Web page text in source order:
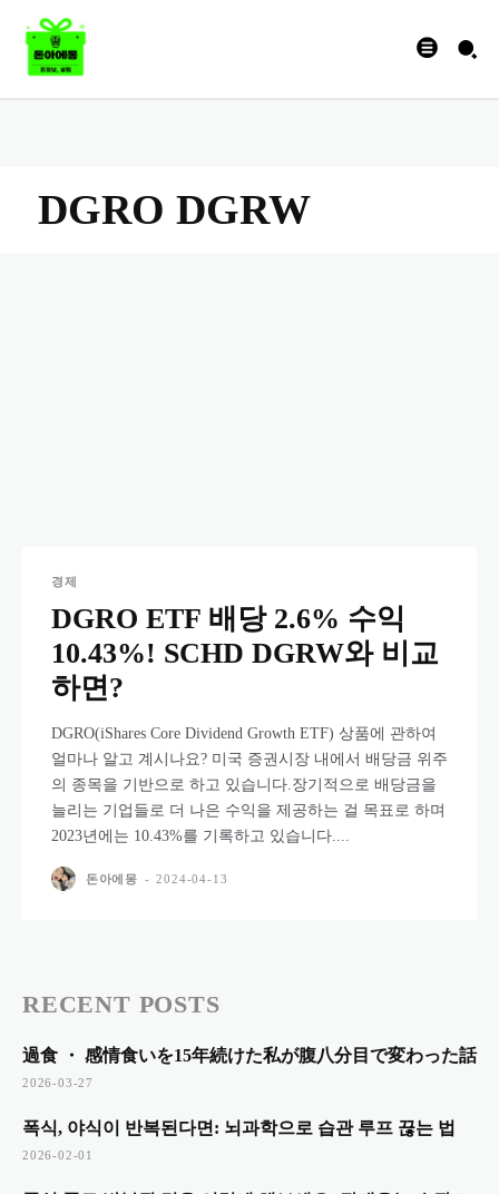
DGRO DGRW
경제
DGRO ETF 배당 2.6% 수익
10.43%! SCHD DGRW와 비교
하면?
DGRO(iShares Core Dividend Growth ETF) 상품에 관하여
얼마나 알고 계시나요? 미국 증권시장 내에서 배당금 위주
의 종목을 기반으로 하고 있습니다.장기적으로 배당금을
늘리는 기업들로 더 나은 수익을 제공하는 걸 목표로 하며
2023년에는 10.43%를 기록하고 있습니다....
돈아에몽 - 2024-04-13
RECENT POSTS
過食 ・ 感情食いを15年続けた私が腹八分目で変わった話
2026-03-27
폭식, 야식이 반복된다면: 뇌과학으로 습관 루프 끊는 법
2026-02-01